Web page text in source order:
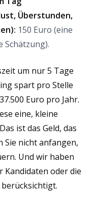
Überstunden,
150 Euro (eine
Schätzung).
um nur 5 Tage
spart pro Stelle
Euro pro Jahr.
eine, kleine
ist das Geld, das
Sie nicht anfangen,
Und wir haben
Kandidaten oder die